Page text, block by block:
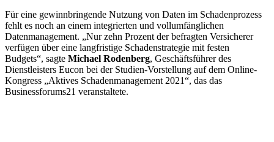
Für eine gewinnbringende Nutzung von Daten im Schadenprozess
fehlt es noch an einem integrierten und vollumfänglichen
Datenmanagement. „Nur zehn Prozent der befragten Versicherer
verfügen über eine langfristige Schadenstrategie mit festen
Budgets“, sagte Michael Rodenberg, Geschäftsführer des
Dienstleisters Eucon bei der Studien-Vorstellung auf dem Online-
Kongress „Aktives Schadenmanagement 2021“, das das
Businessforums21 veranstaltete.